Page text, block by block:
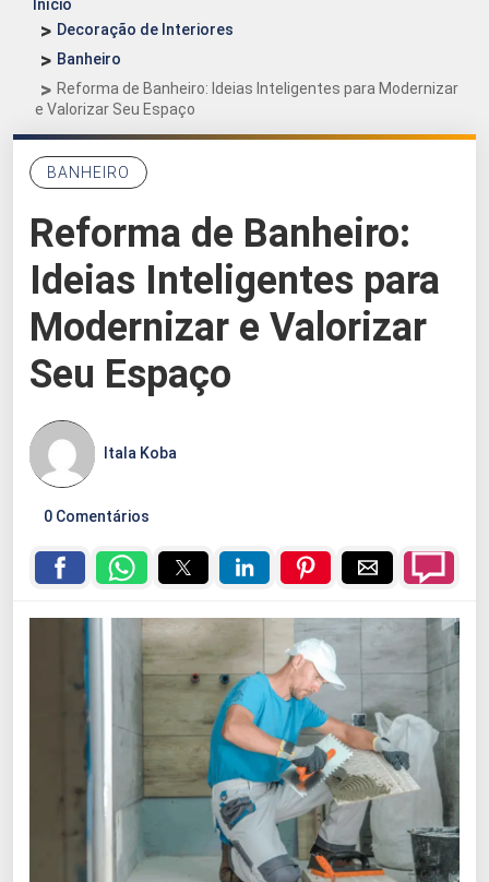
Início
Decoração de Interiores
Banheiro
Reforma de Banheiro: Ideias Inteligentes para Modernizar
e Valorizar Seu Espaço
BANHEIRO
Reforma de Banheiro:
Ideias Inteligentes para
Modernizar e Valorizar
Seu Espaço
Itala Koba
0 Comentários